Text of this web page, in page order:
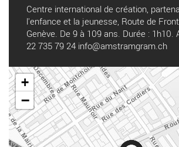
Centre international de création,
l'enfance et la jeunesse, Route de
Genève. De 9 à 109 ans. Durée : 1h10.
22 735 79 24 info@amstramgram.ch
+
−